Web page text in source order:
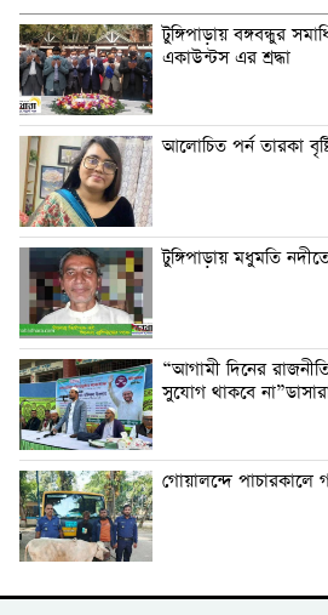
টুঙ্গিপাড়ায় বঙ্গবন্ধুর
একাউন্টস এর শ্রদ্ধা
আলোচিত পর্ন তারকা
টুঙ্গিপাড়ায় মধুমতি
“আগামী দিনের
সুযোগ থাকবে
গোয়ালন্দে